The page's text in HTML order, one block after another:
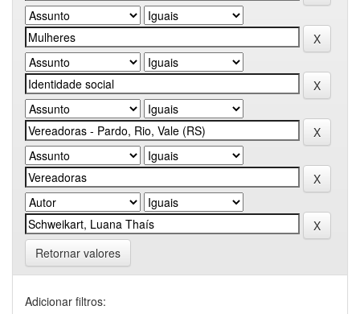
Retornar valores
Adicionar filtros: